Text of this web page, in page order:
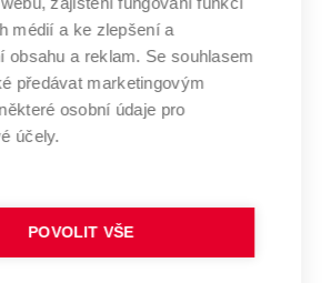
fondů
/ ContriBUTe
technické
Brně
V BRNĚ
www.vut.cz
vut@vutbr.cz
médií a ke zlepšení a
obsahu a reklam. Se souhlasem
předávat marketingovým
osobní údaje pro
účely.
POVOLIT VŠE